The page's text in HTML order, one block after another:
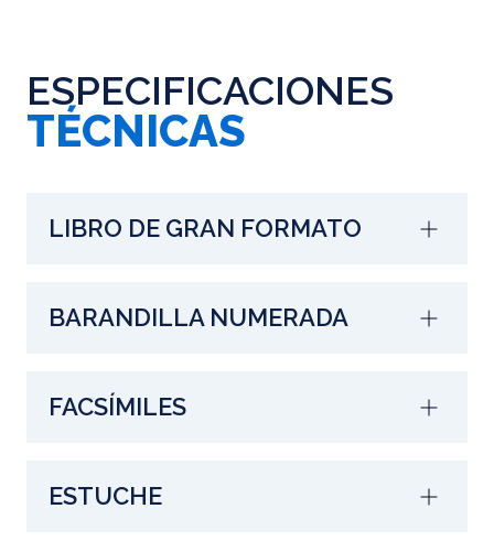
ESPECIFICACIONES
TÉCNICAS
LIBRO DE GRAN FORMATO
BARANDILLA NUMERADA
FACSÍMILES
ESTUCHE